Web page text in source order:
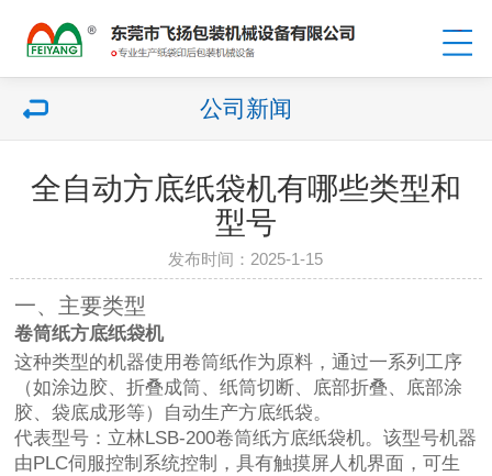
公司新闻
全自动方底纸袋机有哪些类型和
型号
发布时间：2025-1-15
一、主要类型
卷筒纸方底纸袋机
这种类型的机器使用卷筒纸作为原料，通过一系列工序
（如涂边胶、折叠成筒、纸筒切断、底部折叠、底部涂
胶、袋底成形等）自动生产方底纸袋。
代表型号：立林LSB-200卷筒纸方底纸袋机。该型号机器
由PLC伺服控制系统控制，具有触摸屏人机界面，可生